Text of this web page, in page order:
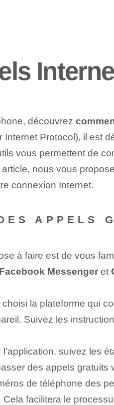
découvrez
Protocol), il est
vous permettent de
nous vous
connexion Internet.
APPELS
à faire est de vous
Messengeret
la plateforme qui
⁤Suivez les
suivez les
des appels gratuits
de téléphone des
facilitera le